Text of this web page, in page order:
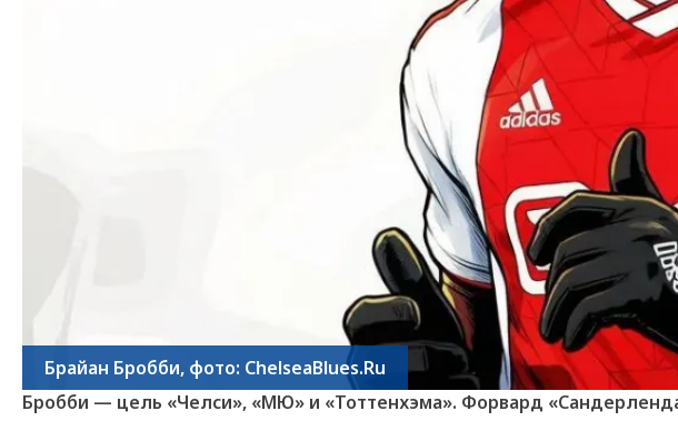
Брайан Бробби, фото: ChelseaBlues.Ru
Бробби — цель «Челси», «МЮ» и «Тоттенхэма». Форвард